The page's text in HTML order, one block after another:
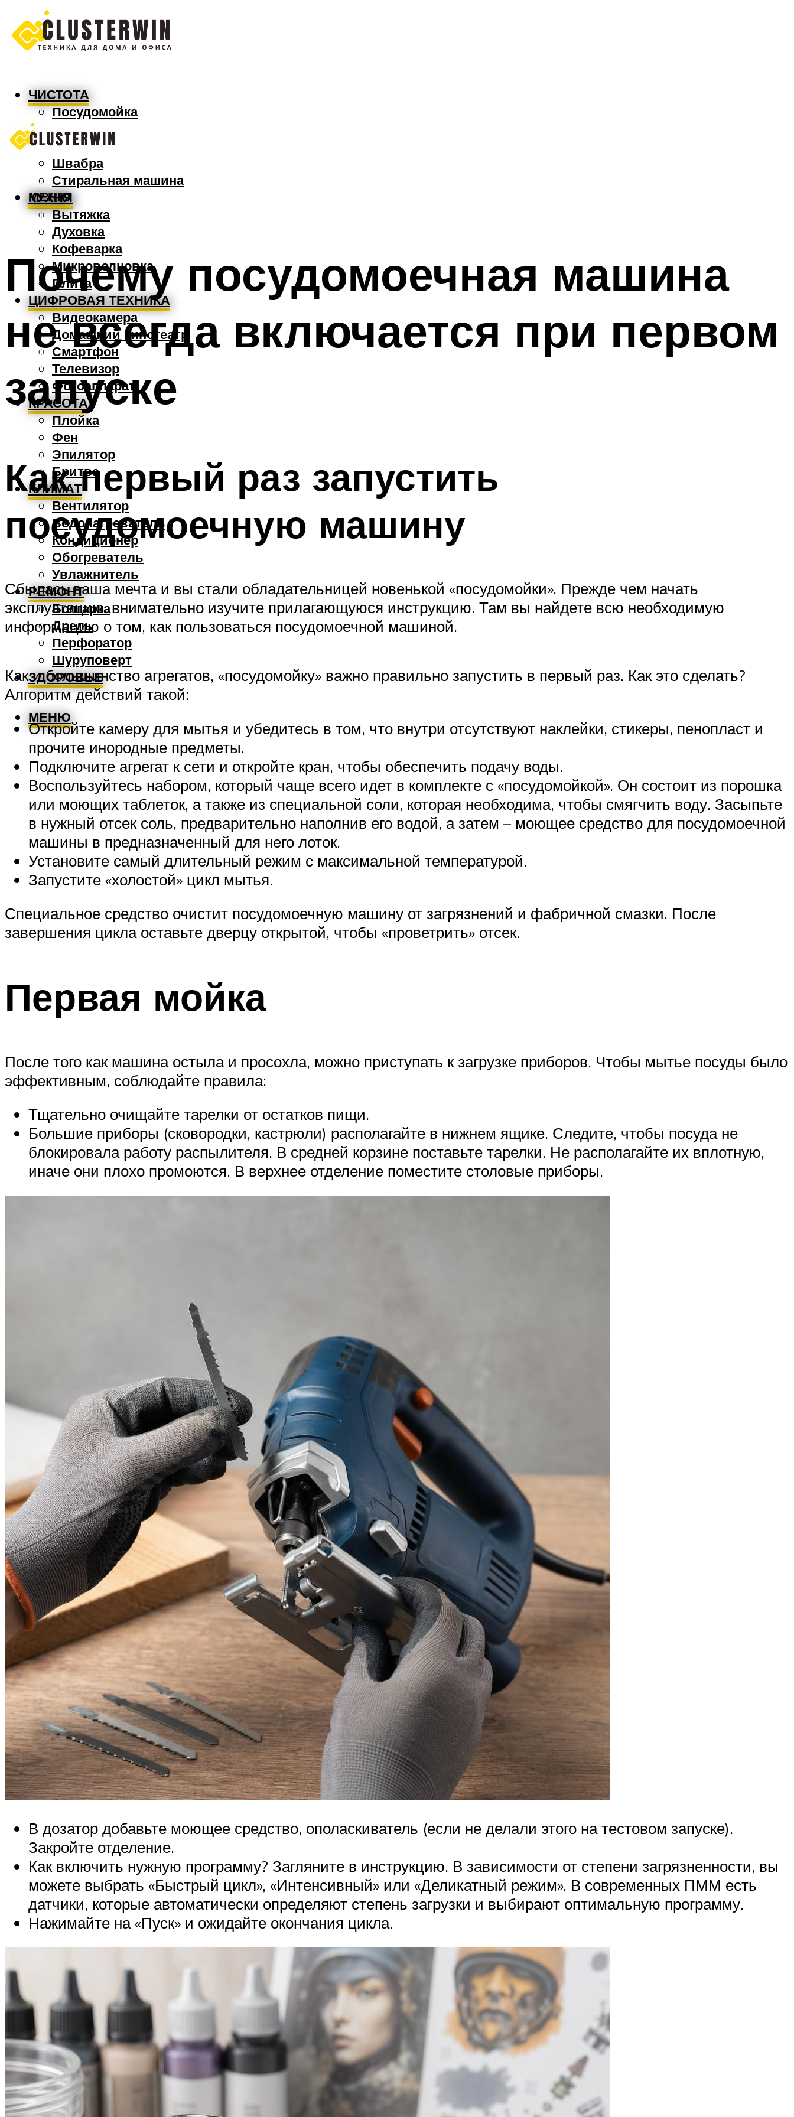
ЧИСТОТА
Посудомойка
Пылесос
Утюг
Швабра
Стиральная машина
КУХНЯ
Вытяжка
Духовка
Кофеварка
Микроволновка
Плита
ЦИФРОВАЯ ТЕХНИКА
Видеокамера
Домашний кинотеатр
Смартфон
Телевизор
Фотоаппарат
КРАСОТА
Плойка
Фен
Эпилятор
Бритва
КЛИМАТ
Вентилятор
Водонагреватель
Кондиционер
Обогреватель
Увлажнитель
РЕМОНТ
Болгарка
Дрель
Перфоратор
Шуруповерт
ЗДОРОВЬЕ
МЕНЮ
МЕНЮ
Почему посудомоечная машина
не всегда включается при первом
запуске
Как первый раз запустить
посудомоечную машину
Сбылась ваша мечта и вы стали обладательницей новенькой «посудомойки». Прежде чем начать
эксплуатацию, внимательно изучите прилагающуюся инструкцию. Там вы найдете всю необходимую
информацию о том, как пользоваться посудомоечной машиной.
Как и большинство агрегатов, «посудомойку» важно правильно запустить в первый раз. Как это сделать?
Алгоритм действий такой:
Откройте камеру для мытья и убедитесь в том, что внутри отсутствуют наклейки, стикеры, пенопласт и
прочите инородные предметы.
Подключите агрегат к сети и откройте кран, чтобы обеспечить подачу воды.
Воспользуйтесь набором, который чаще всего идет в комплекте с «посудомойкой». Он состоит из порошка
или моющих таблеток, а также из специальной соли, которая необходима, чтобы смягчить воду. Засыпьте
в нужный отсек соль, предварительно наполнив его водой, а затем – моющее средство для посудомоечной
машины в предназначенный для него лоток.
Установите самый длительный режим с максимальной температурой.
Запустите «холостой» цикл мытья.
Специальное средство очистит посудомоечную машину от загрязнений и фабричной смазки. После
завершения цикла оставьте дверцу открытой, чтобы «проветрить» отсек.
Первая мойка
После того как машина остыла и просохла, можно приступать к загрузке приборов. Чтобы мытье посуды было
эффективным, соблюдайте правила:
Тщательно очищайте тарелки от остатков пищи.
Большие приборы (сковородки, кастрюли) располагайте в нижнем ящике. Следите, чтобы посуда не
блокировала работу распылителя. В средней корзине поставьте тарелки. Не располагайте их вплотную,
иначе они плохо промоются. В верхнее отделение поместите столовые приборы.
В дозатор добавьте моющее средство, ополаскиватель (если не делали этого на тестовом запуске).
Закройте отделение.
Как включить нужную программу? Загляните в инструкцию. В зависимости от степени загрязненности, вы
можете выбрать «Быстрый цикл», «Интенсивный» или «Деликатный режим». В современных ПММ есть
датчики, которые автоматически определяют степень загрузки и выбирают оптимальную программу.
Нажимайте на «Пуск» и ожидайте окончания цикла.